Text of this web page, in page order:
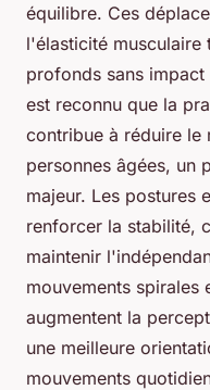
équilibre. Ces
l'élasticité musculaire
profonds sans
est reconnu que la
contribue à réduire le
personnes âgées, un
majeur. Les postures
renforcer la stabilité,
maintenir
mouvements spirales
augmentent la
une meilleure
mouvements